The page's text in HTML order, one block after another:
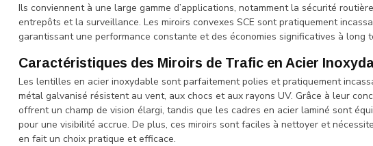
Ils conviennent à une large gamme d’applications, notamment la sécurité
entrepôts et la surveillance. Les miroirs convexes SCE sont pratiquement
garantissant une performance constante et des économies significatives à long
Caractéristiques des Miroirs de Trafic en Acier
Les lentilles en acier inoxydable sont parfaitement polies et pratiquement
métal galvanisé résistent au vent, aux chocs et aux rayons UV. Grâce à leur
offrent un champ de vision élargi, tandis que les cadres en acier laminé sont
pour une visibilité accrue. De plus, ces miroirs sont faciles à nettoyer et
en fait un choix pratique et efficace.